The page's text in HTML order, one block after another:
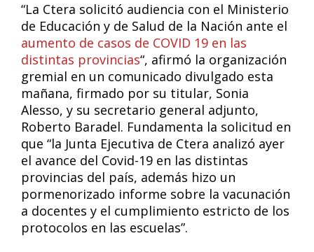
“La Ctera solicitó audiencia con el Ministerio
de Educación y de Salud de la Nación ante el
aumento de casos de COVID 19 en las
distintas provincias“, afirmó la organización
gremial en un comunicado divulgado esta
mañana, firmado por su titular, Sonia
Alesso, y su secretario general adjunto,
Roberto Baradel. Fundamenta la solicitud en
que “la Junta Ejecutiva de Ctera analizó ayer
el avance del Covid-19 en las distintas
provincias del país, además hizo un
pormenorizado informe sobre la vacunación
a docentes y el cumplimiento estricto de los
protocolos en las escuelas”.